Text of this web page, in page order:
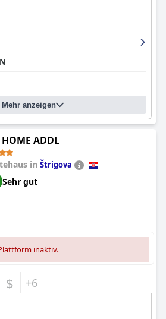
Mehr anzeigen
ADDL
in Štrigova
Sehr gut
inaktiv.
$ +6